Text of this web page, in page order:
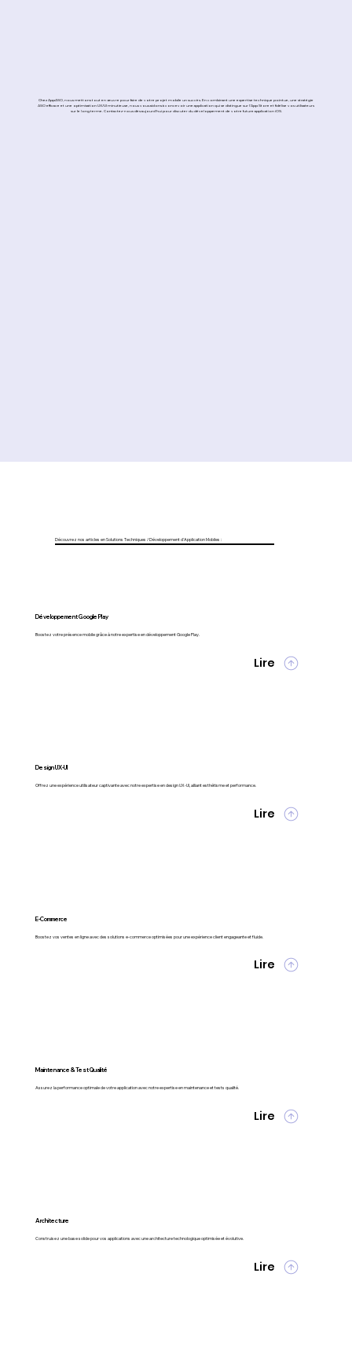
Chez AppASO, nous mettons tout en œuvre pour faire de votre projet mobile un succès. En combinant une expertise technique pointue, une stratégie
ASO efficace et une optimisation UX/UI minutieuse, nous vous aidons à concevoir une application qui se distingue sur l’App Store et fidélise vos utilisateurs
sur le long terme. Contactez-nous dès aujourd'hui pour discuter du développement de votre future application iOS.
Découvrez nos articles en Solutions Techniques / Développement d'Application Mobiles :
Développement Google Play
Boostez votre présence mobile grâce à notre expertise en développement Google Play.
Lire
Design UX-UI
Offrez une expérience utilisateur captivante avec notre expertise en design UX-UI, alliant esthétisme et performance.
Lire
E-Commerce
Boostez vos ventes en ligne avec des solutions e-commerce optimisées pour une expérience client engageante et fluide.
Lire
Maintenance & Test Qualité
Assurez la performance optimale de votre application avec notre expertise en maintenance et tests qualité.
Lire
Architecture
Construisez une base solide pour vos applications avec une architecture technologique optimisée et évolutive.
Lire